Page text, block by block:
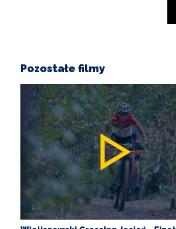
Pozostałe filmy